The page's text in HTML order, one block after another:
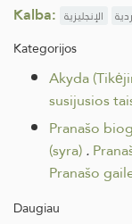
Kalba: الإنجليزية
Kategorijos
Akyda
susijusios
Pranašo
(syra).
Pranašo
Daugiau